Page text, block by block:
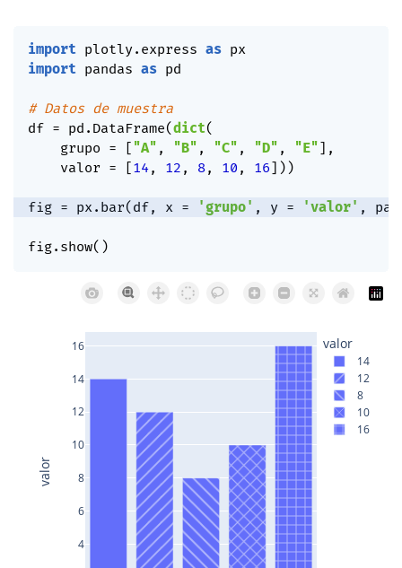
4
6
8
10
12
14
16 valor
14
12
8
10
16
valor
import plotly. express as
import pandas as pd
# Datos de muestra
df = pd . DataFrame(dict(
    grupo
= [ "A" , "B" , "C" , "D" , "E"] ,
    valor
= [14, 12 , 8, 10 , 16] ) )
fig = px . bar( df, x = 'grupo' , y = 'valor' ,
fig. show( )